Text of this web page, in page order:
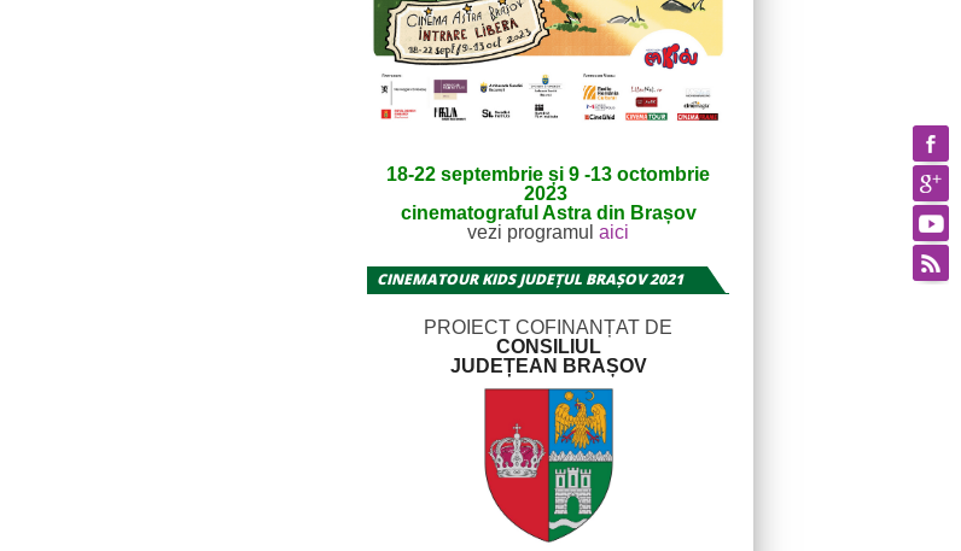
18-22 septembrie și 9 -13 octombrie
2023
cinematograful Astra din Brașov
vezi programul aici
CINEMATOUR KIDS JUDEȚUL BRAȘOV 2021
PROIECT COFINANȚAT DE
CONSILIUL
JUDEȚEAN BRAȘOV